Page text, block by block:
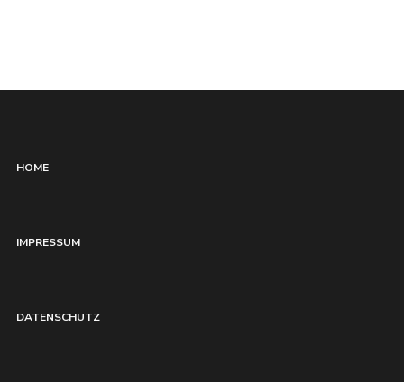
HOME
IMPRESSUM
DATENSCHUTZ